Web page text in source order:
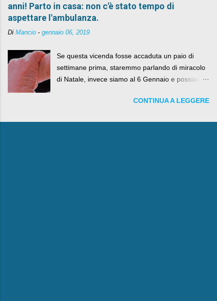
anni! Parto in casa: non c'è stato tempo di
aspettare l'ambulanza.
Di Mancio - gennaio 06, 2019
Se questa vicenda fosse accaduta un paio di
settimane prima, staremmo parlando di miracolo
di Natale, invece siamo al 6 Gennaio e possiamo
e la Befana, visto il lieto epilogo della vicenda.
CONTINUA A LEGGERE